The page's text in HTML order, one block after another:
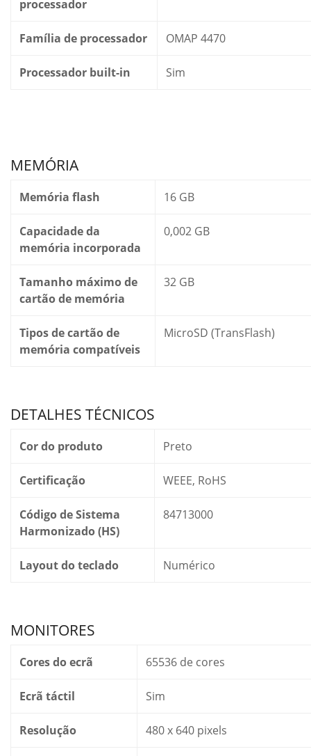
processador
Família de processador OMAP 4470
Processador built-in Sim
MEMÓRIA
Memória flash 16 GB
Capacidade da
memória incorporada
0,002 GB
Tamanho máximo de
cartão de memória
32 GB
Tipos de cartão de
memória compatíveis
MicroSD (TransFlash)
DETALHES TÉCNICOS
Cor do produto Preto
Certificação WEEE, RoHS
Código de Sistema
Harmonizado (HS)
84713000
Layout do teclado Numérico
MONITORES
Cores do ecrã 65536 de cores
Ecrã táctil Sim
Resolução 480 x 640 pixels